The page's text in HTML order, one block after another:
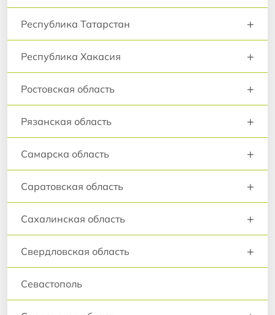
Республика Татарстан +
Республика Хакасия +
Ростовская область +
Рязанская область +
Самарска область +
Саратовская область +
Сахалинская область +
Свердловская область +
Севастополь